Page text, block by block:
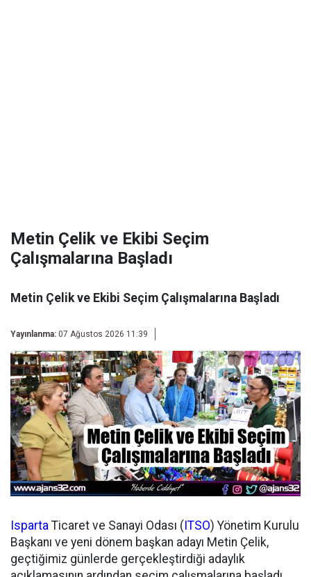
Metin Çelik ve Ekibi Seçim
Çalışmalarına Başladı
Metin Çelik ve Ekibi Seçim Çalışmalarına Başladı
Yayınlanma: 07 Ağustos 2026 11:39
Isparta Ticaret ve Sanayi Odası ( ITSO) Yönetim Kurulu
Başkanı ve yeni dönem başkan adayı Metin Çelik,
geçtiğimiz günlerde gerçekleştirdiği adaylık